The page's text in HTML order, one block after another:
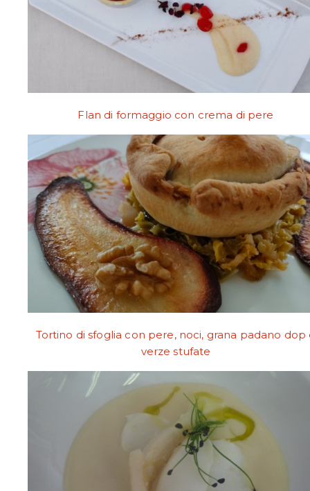
Flan di formaggio con crema di pere
Tortino di sfoglia con pere, noci, grana padano dop
verze stufate